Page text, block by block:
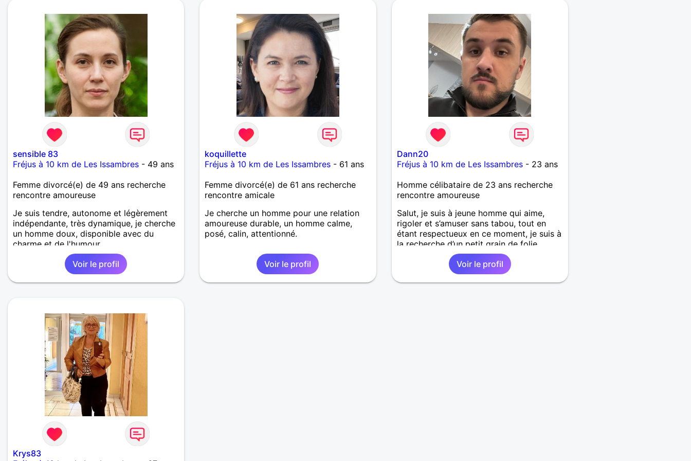
sensible 83
Fréjus à 10 km de Les Issambres - 49 ans
Femme divorcé(e) de 49 ans recherche
rencontre amoureuse
Je suis tendre, autonome et légèrement
indépendante, très dynamique, je cherche
un homme doux, disponible avec du
charme et de l'humour.
Voir le profil
koquillette
Fréjus à 10 km de Les Issambres - 61 ans
Femme divorcé(e) de 61 ans recherche
rencontre amicale
Je cherche un homme pour une relation
amoureuse durable, un homme calme,
posé, calin, attentionné.
Voir le profil
Dann20
Fréjus à 10 km de Les Issambres- 23 ans
Homme célibataire de 23 ans recherche
rencontre amoureuse
Salut, je suis à jeune homme qui aime,
rigoler et s’amuser sans tabou, tout en
étant respectueux en ce moment, je suis à
la recherche d’un petit grain de folie
Voir le profil
Krys83